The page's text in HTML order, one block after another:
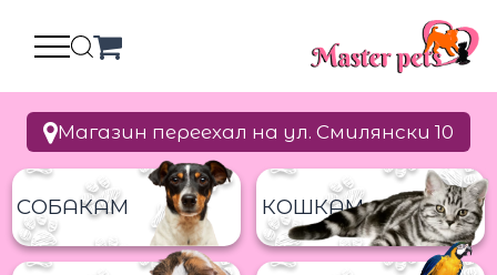
Магазин переехал на ул. Смилянски 10
СОБАКАМ КОШКАМ